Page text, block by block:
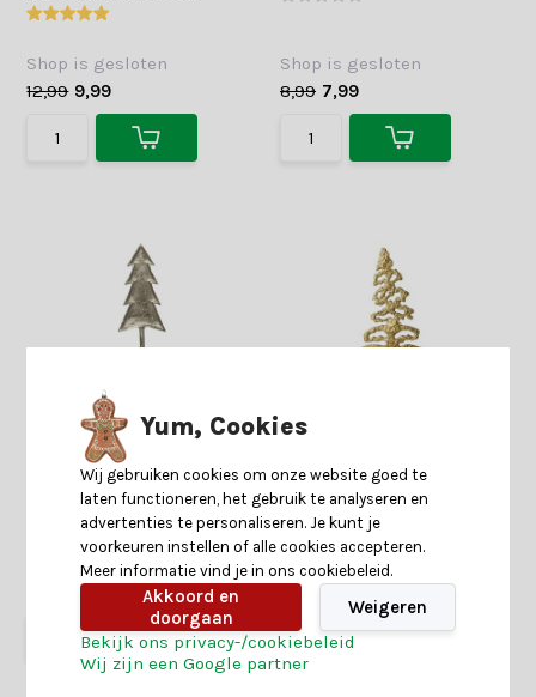
Shop is gesloten
12,99 9,99
Shop is gesloten
8,99 7,99
Mini kerstboom decoratie |
aluminium | zilver | 11cm
Shop is gesloten
17,99
| goud | mangohout | 24,5cm
Shop is gesloten
39,99 22,99
Yum, Cookies
Wij gebruiken cookies om onze website goed te
laten functioneren, het gebruik te analyseren en
advertenties te personaliseren. Je kunt je
voorkeuren instellen of alle cookies accepteren.
Meer informatie vind je in ons cookiebeleid.
Akkoord en
doorgaan
Weigeren
Bekijk ons privacy-/cookiebeleid
Wij zijn een Google partner